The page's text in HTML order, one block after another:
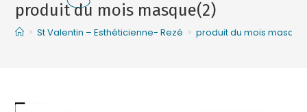
produit du mois masque(2)
> St Valentin – Esthéticienne- Rezé > produit du mois